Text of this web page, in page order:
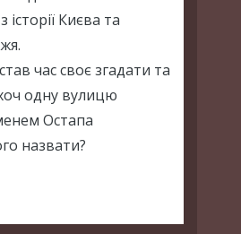
історії Києва та
час своє згадати та
одну вулицю
Остапа
назвати?